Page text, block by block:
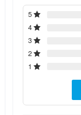
5
4
3
2
1